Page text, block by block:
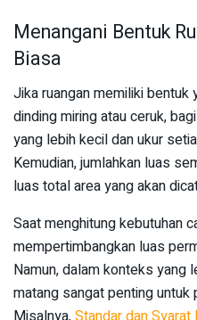
Menangani Bentuk
Biasa
Jika ruangan memiliki
dinding miring atau ceruk,
yang lebih kecil dan ukur
Kemudian, jumlahkan luas
luas total area yang akan
Saat menghitung kebutuhan
mempertimbangkan luas
Namun, dalam konteks yang
matang sangat penting